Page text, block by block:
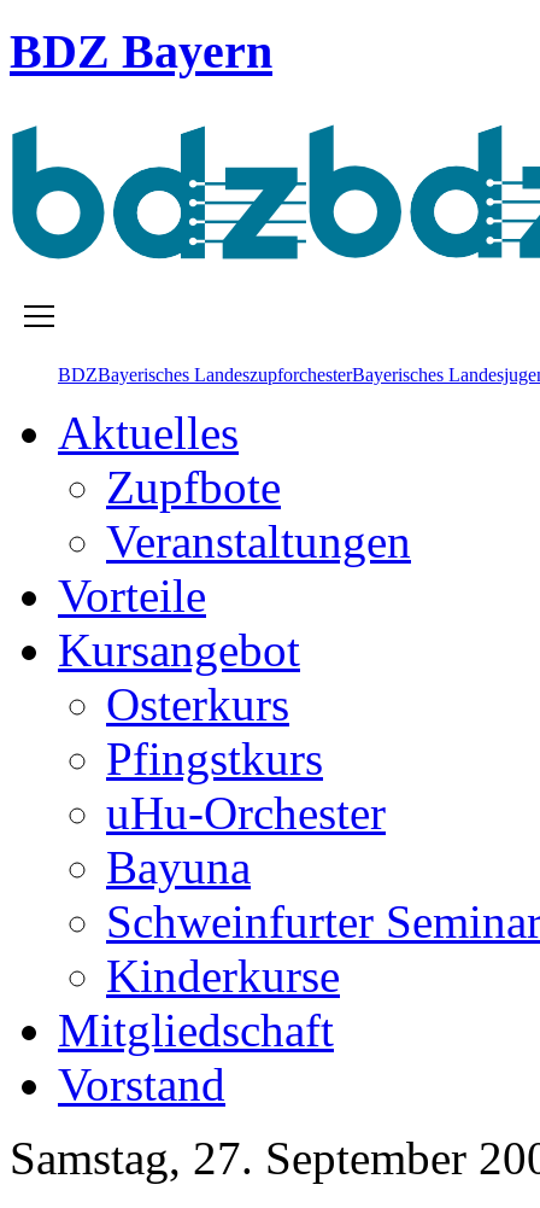
BDZ Bayern
BDZBayerisches Landes­zupforchesterBayerisches
Aktuelles
Zupfbote
Veranstaltungen
Vorteile
Kursangebot
Osterkurs
Pfingstkurs
uHu-Orchester
Bayuna
Schweinfurter
Kinderkurse
Mitgliedschaft
Vorstand
Samstag, 27. September